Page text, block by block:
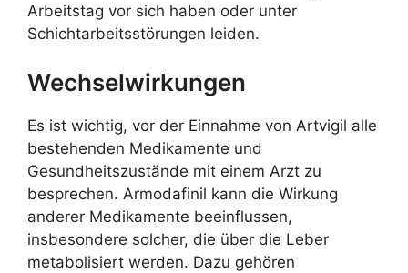
Arbeitstag vor sich haben oder unter
Schichtarbeitsstörungen leiden.
Wechselwirkungen
Es ist wichtig, vor der Einnahme von Artvigil alle
bestehenden Medikamente und
Gesundheitszustände mit einem Arzt zu
besprechen. Armodafinil kann die Wirkung
anderer Medikamente beeinflussen,
insbesondere solcher, die über die Leber
metabolisiert werden. Dazu gehören